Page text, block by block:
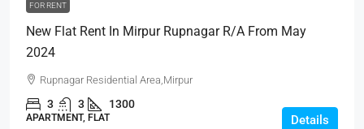
FOR RENT
New Flat Rent In Mirpur Rupnagar R/A From May
2024
Rupnagar Residential Area,Mirpur
3 3 1300
APARTMENT, FLAT Details